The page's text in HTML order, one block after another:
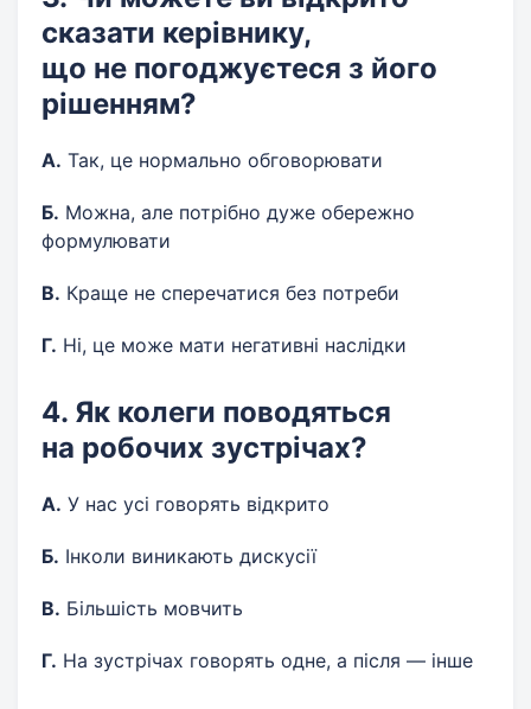
сказати керівнику,
що не погоджуєтеся з його
рішенням?
А. Так, це нормально обговорювати
Б. Можна, але потрібно дуже обережно
формулювати
В. Краще не сперечатися без потреби
Г. Ні, це може мати негативні наслідки
4. Як колеги поводяться
на робочих зустрічах?
А. У нас усі говорять відкрито
Б. Інколи виникають дискусії
В. Більшість мовчить
Г. На зустрічах говорять одне, а після — інше